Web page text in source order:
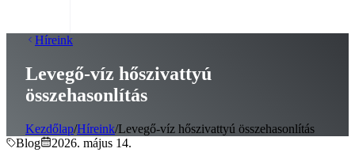
Híreink
Levegő-víz hőszivattyú
összehasonlítás
Kezdőlap/Híreink/Levegő-víz hőszivattyú összehasonlítás
Blog
2026. május 14.